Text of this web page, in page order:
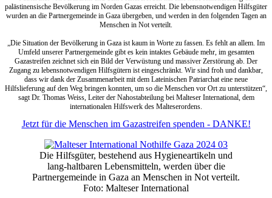
palästinensische Bevölkerung im Norden Gazas erreicht. Die lebensnotwendigen Hilfsgüter
wurden an die Partnergemeinde in Gaza übergeben, und werden in den folgenden Tagen an
Menschen in Not verteilt.
„Die Situation der Bevölkerung in Gaza ist kaum in Worte zu fassen. Es fehlt an allem. Im
Umfeld unserer Partnergemeinde gibt es kein intaktes Gebäude mehr, im gesamten
Gazastreifen zeichnet sich ein Bild der Verwüstung und massiver Zerstörung ab. Der
Zugang zu lebensnotwendigen Hilfsgütern ist eingeschränkt. Wir sind froh und dankbar,
dass wir dank der Zusammenarbeit mit dem Lateinischen Patriarchat eine neue
Hilfslieferung auf den Weg bringen konnten, um so die Menschen vor Ort zu unterstützen“,
sagt Dr. Thomas Weiss, Leiter der Nahostabteilung bei Malteser International, dem
internationalen Hilfswerk des Malteserordens.
Jetzt für die Menschen im Gazastreifen spenden - DANKE!
Die Hilfsgüter, bestehend aus Hygieneartikeln und
lang-haltbaren Lebensmitteln, werden über die
Partnergemeinde in Gaza an Menschen in Not verteilt.
Foto: Malteser International